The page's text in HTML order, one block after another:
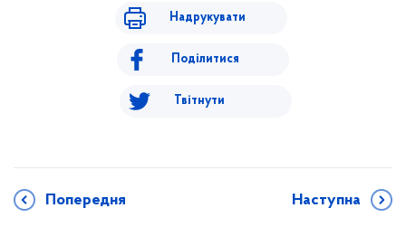
Надрукувати
Поділитися
Твітнути
Попередня Наступна